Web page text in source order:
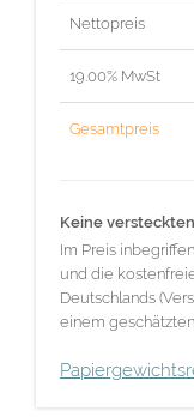
Nettopreis
19.00% MwSt
Gesamtpreis
Keine
Im Preis
und die
Deutschlands
einem